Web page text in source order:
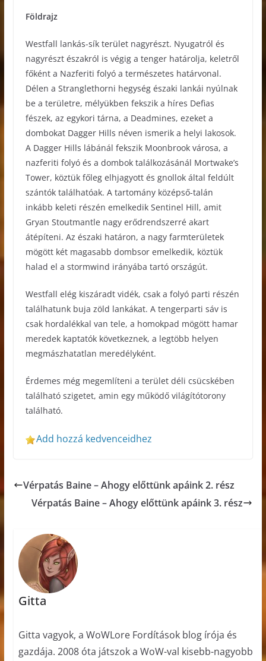
Földrajz
Westfall lankás-sík terület nagyrészt. Nyugatról és
nagyrészt északról is végig a tenger határolja, keletről
főként a Nazferiti folyó a természetes határvonal.
Délen a Stranglethorni hegység északi lankái nyúlnak
be a területre, mélyükben fekszik a híres Defias
fészek, az egykori tárna, a Deadmines, ezeket a
dombokat Dagger Hills néven ismerik a helyi lakosok.
A Dagger Hills lábánál fekszik Moonbrook városa, a
nazferiti folyó és a dombok találkozásánál Mortwake’s
Tower, köztük főleg elhjagyott és gnollok által feldúlt
szántók találhatóak. A tartomány középső-talán
inkább keleti részén emelkedik Sentinel Hill, amit
Gryan Stoutmantle nagy erődrendszerré akart
átépíteni. Az északi határon, a nagy farmterületek
mögött két magasabb dombsor emelkedik, köztük
halad el a stormwind irányába tartó országút.
Westfall elég kiszáradt vidék, csak a folyó parti részén
találhatunk buja zöld lankákat. A tengerparti sáv is
csak hordalékkal van tele, a homokpad mögött hamar
meredek kaptatók következnek, a legtöbb helyen
megmászhatatlan meredélyként.
Érdemes még megemlíteni a terület déli csücskében
található szigetet, amin egy működő világítótorony
található.
Add hozzá kedvenceidhez
Vérpatás Baine – Ahogy előttünk apáink 2. rész
Vérpatás Baine – Ahogy előttünk apáink 3. rész
Gitta
Gitta vagyok, a WoWLore Fordítások blog írója és
gazdája. 2008 óta játszok a WoW-val kisebb-nagyobb